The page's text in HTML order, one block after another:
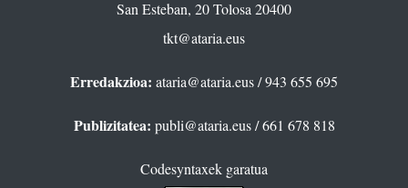
San Esteban, 20 Tolosa 20400
tkt@ataria.eus
Erredakzioa: ataria@ataria.eus/ 943 655 695
Publizitatea: publi@ataria.eus/ 661 678 818
Codesyntaxek garatua